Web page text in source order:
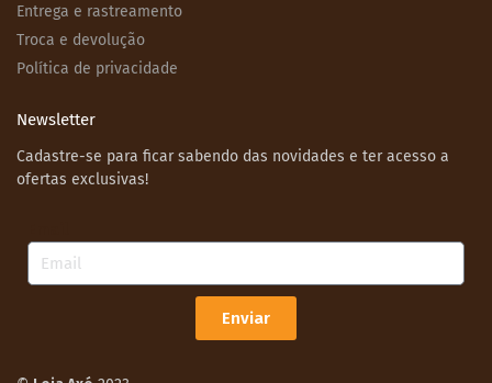
Entrega e rastreamento
Troca e devolução
Política de privacidade
Newsletter
Cadastre-se para ficar sabendo das novidades e ter acesso a
ofertas exclusivas!
Enviar